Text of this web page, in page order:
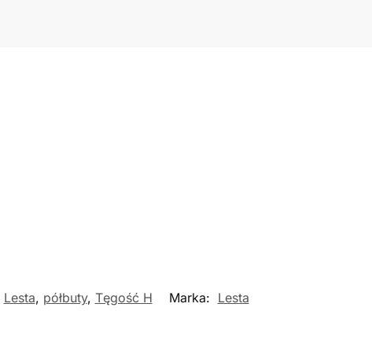
Lesta, półbuty, Tęgość H Marka: Lesta